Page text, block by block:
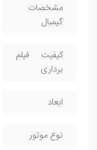
مشخصات
گیمبال
کیفیت فیلم
برداری
ابعاد
نوع موتور